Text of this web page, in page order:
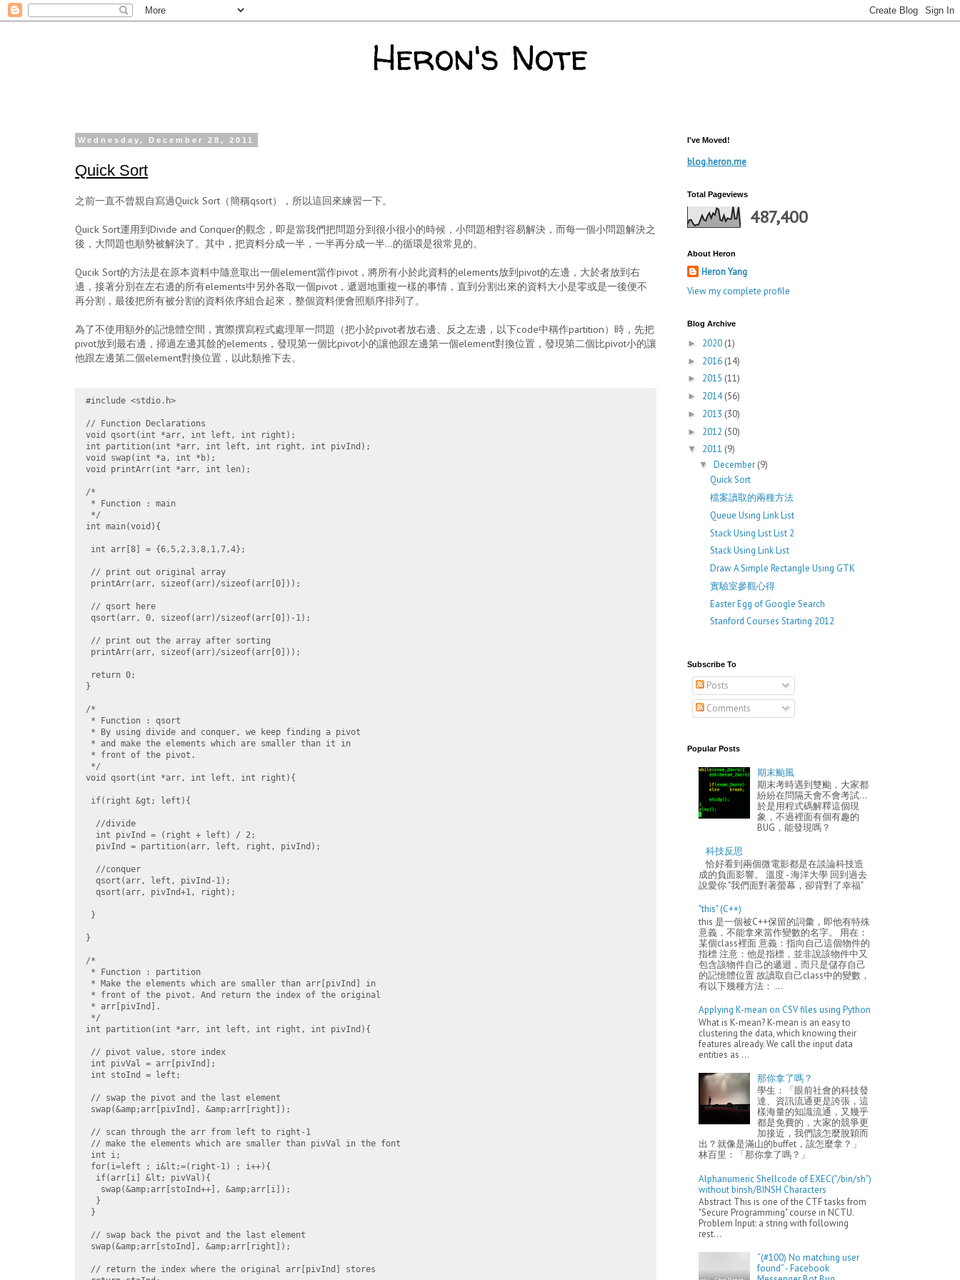
Heron's Note
Wednesday, December 28, 2011
Quick Sort
之前一直不曾親自寫過Quick Sort（簡稱qsort），所以這回來練習一下。
Quick Sort運用到Divide and Conquer的觀念，即是當我們把問題分到很小很小的時候，小問題相對容易解決，而每一個小問題解決之
後，大問題也順勢被解決了。其中，把資料分成一半，一半再分成一半...的循環是很常見的。
Qucik Sort的方法是在原本資料中隨意取出一個element當作pivot，將所有小於此資料的elements放到pivot的左邊，大於者放到右
邊，接著分別在左右邊的所有elements中另外各取一個pivot，遞迴地重複一樣的事情，直到分割出來的資料大小是零或是一後便不
再分割，最後把所有被分割的資料依序組合起來，整個資料便會照順序排列了。
為了不使用額外的記憶體空間，實際撰寫程式處理單一問題（把小於pivot者放右邊、反之左邊，以下code中稱作partition）時，先把
pivot放到最右邊，掃過左邊其餘的elements，發現第一個比pivot小的讓他跟左邊第一個element對換位置，發現第二個比pivot小的讓
他跟左邊第二個element對換位置，以此類推下去。
#include <stdio.h>
// Function Declarations
void qsort(int *arr, int left, int right);
int partition(int *arr, int left, int right, int pivInd);
void swap(int *a, int *b);
void printArr(int *arr, int len);
/*
* Function : main
*/
int main(void){
int arr[8] = {6,5,2,3,8,1,7,4};
// print out original array
printArr(arr, sizeof(arr)/sizeof(arr[0]));
// qsort here
qsort(arr, 0, sizeof(arr)/sizeof(arr[0])-1);
// print out the array after sorting
printArr(arr, sizeof(arr)/sizeof(arr[0]));
return 0;
}
/*
* Function : qsort
* By using divide and conquer, we keep finding a pivot
* and make the elements which are smaller than it in
* front of the pivot.
*/
void qsort(int *arr, int left, int right){
if(right &gt; left){
  //divide
  int pivInd = (right + left) / 2;
  pivInd = partition(arr, left, right, pivInd);
  //conquer
  qsort(arr, left, pivInd-1);
  qsort(arr, pivInd+1, right);
}
}
/*
* Function : partition
* Make the elements which are smaller than arr[pivInd] in
* front of the pivot. And return the index of the original
* arr[pivInd].
*/
int partition(int *arr, int left, int right, int pivInd){
// pivot value, store index
int pivVal = arr[pivInd];
int stoInd = left;
// swap the pivot and the last element
swap(&amp;arr[pivInd], &amp;arr[right]);
// scan through the arr from left to right-1
// make the elements which are smaller than pivVal in the font
int i;
for(i=left ; i&lt;=(right-1) ; i++){
  if(arr[i] &lt; pivVal){
   swap(&amp;arr[stoInd++], &amp;arr[i]);
  }
}
// swap back the pivot and the last element
swap(&amp;arr[stoInd], &amp;arr[right]);
// return the index where the original arr[pivInd] stores
I've Moved!
blog.heron.me
Total Pageviews
487,400
About Heron
Heron Yang
View my complete profile
Blog Archive
► 2020 (1)
► 2016 (14)
► 2015 (11)
► 2014(56)
► 2013 (30)
► 2012 (50)
▼ 2011 (9)
▼ December (9)
Quick Sort
檔案讀取的兩種方法
Queue Using Link List
Stack Using List List 2
Stack Using Link List
Draw A Simple Rectangle Using GTK
實驗室參觀心得
Easter Egg of Google Search
Stanford Courses Starting 2012
Subscribe To
Posts
Comments
Popular Posts
期末颱風
期末考時遇到雙颱，大家都
紛紛在問隔天會不會考試...
於是用程式碼解釋這個現
象，不過裡面有個有趣的
BUG，能發現嗎？
科技反思
恰好看到兩個微電影都是在談論科技造
成的負面影響。 溫度 - 海洋大學 回到過去
說愛你 "我們面對著螢幕，卻背對了幸福"
"this" (C++)
this 是一個被C++保留的詞彙，即他有特殊
意義，不能拿來當作變數的名字。 用在：
某個class裡面 意義：指向自己這個物件的
指標 注意：他是指標，並非說該物件中又
包含該物件自己的遞迴，而只是儲存自己
的記憶體位置 故讀取自己class中的變數，
有以下幾種方法： ...
Applying K-mean on CSV files using Python
What is K-mean? K-mean is an easy to
clustering the data, which knowing their
features already. We call the input data
entities as ...
那你拿了嗎？
學生：「眼前社會的科技發
達、資訊流通更是誇張，這
樣海量的知識流通，又幾乎
都是免費的，大家的競爭更
加接近，我們該怎麼脫穎而
出？就像是滿山的buffet，該怎麼拿？」
林百里：「那你拿了嗎？」
Alphanumeric Shellcode of EXEC("/bin/sh")
without binsh/BINSH Characters
Abstract This is one of the CTF tasks from
"Secure Programming" course in NCTU.
Problem Input: a string with following
rest...
“(#100) No matching user
found” - Facebook